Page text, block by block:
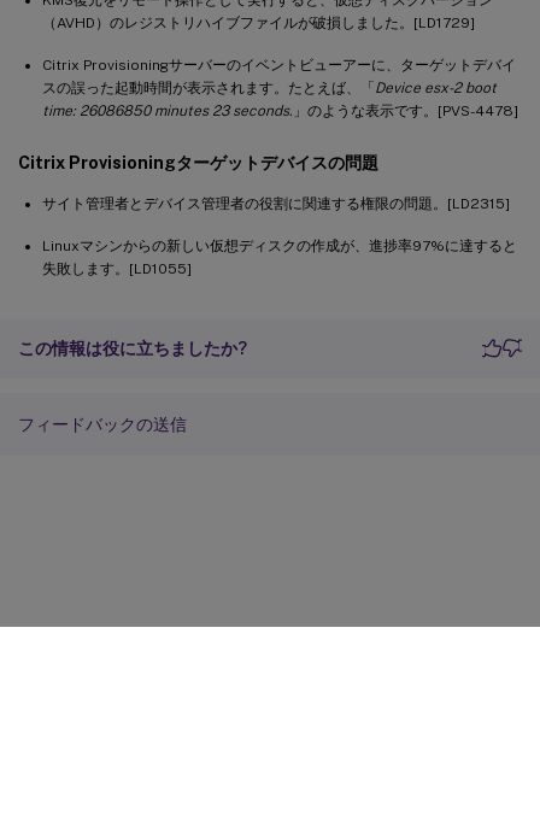
（AVHD）のレジストリハイブファイルが破損しました。[LD1729]
Citrix Provisioningサーバーのイベントビューアーに、ターゲットデバイ
スの誤った起動時間が表示されます。たとえば、「Device esx-2 boot
time: 26086850 minutes 23 seconds. 」のような表示です。[PVS-4478]
Citrix Provisioningターゲットデバイスの問題
サイト管理者とデバイス管理者の役割に関連する権限の問題。[LD2315]
Linuxマシンからの新しい仮想ディスクの作成が、進捗率97%に達すると
失敗します。[LD1055]
この情報は役に立ちましたか?
フィードバックの送信